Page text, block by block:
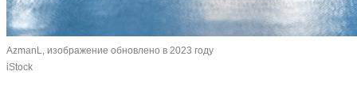
AzmanL, изображение обновлено в 2023 году
iStock